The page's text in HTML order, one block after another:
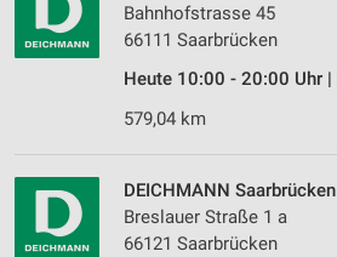
Bahnhofstrasse 45
66111 Saarbrücken
Heute 10:00 - 20:00 Uhr |
579,04 km
DEICHMANN Saarbrücken
Breslauer Straße 1 a
66121 Saarbrücken